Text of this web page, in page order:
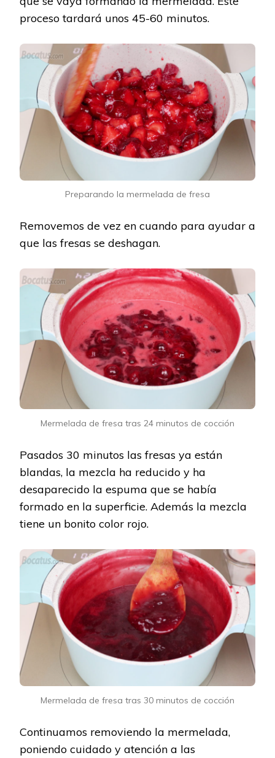
proceso tardará unos 45-60 minutos.
Preparando la mermelada de fresa
Removemos de vez en cuando para ayudar a
que las fresas se deshagan.
Mermelada de fresa tras 24 minutos de cocción
Pasados 30 minutos las fresas ya están
blandas, la mezcla ha reducido y ha
desaparecido la espuma que se había
formado en la superficie. Además la mezcla
tiene un bonito color rojo.
Mermelada de fresa tras 30 minutos de cocción
Continuamos removiendo la mermelada,
poniendo cuidado y atención a las